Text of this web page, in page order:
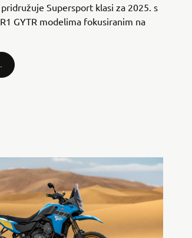
Supersport klasi za 2025. s
GYTR modelima fokusiranim na